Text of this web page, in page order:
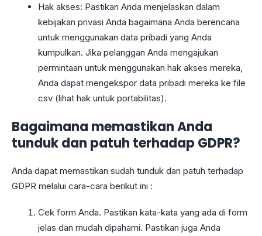
Hak akses: Pastikan Anda menjelaskan dalam
kebijakan privasi Anda bagaimana Anda berencana
untuk menggunakan data pribadi yang Anda
kumpulkan. Jika pelanggan Anda mengajukan
permintaan untuk menggunakan hak akses mereka,
Anda dapat mengekspor data pribadi mereka ke file
csv (lihat hak untuk portabilitas).
Bagaimana memastikan Anda
tunduk dan patuh terhadap GDPR?
Anda dapat memastikan sudah tunduk dan patuh terhadap
GDPR melalui cara-cara berikut ini :
Cek form Anda. Pastikan kata-kata yang ada di form
jelas dan mudah dipahami. Pastikan juga Anda